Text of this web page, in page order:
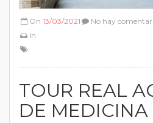
On 13/03/2021
In
No hay
TOUR REAL
DE MEDICINA